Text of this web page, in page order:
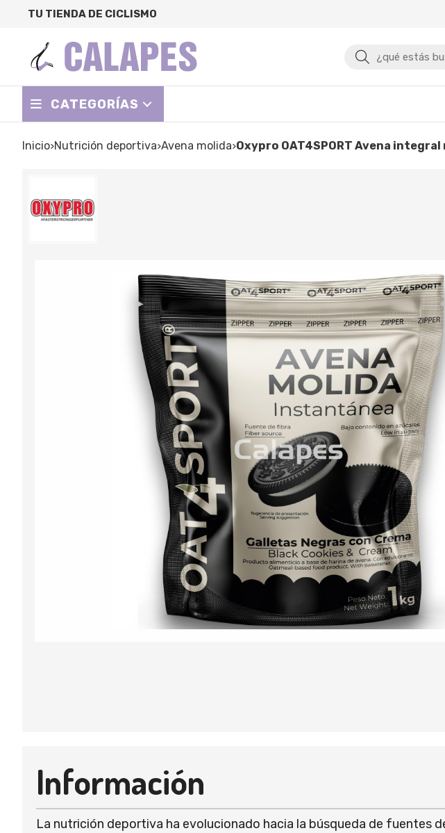
TU TIENDA DE CICLISMO
Buscar
CATEGORÍAS
Inicio nutrición deportiva avena molida Oxypro OAT4SPORT Avena
Información
La nutrición deportiva ha evolucionado hacia la búsqueda de fuentes